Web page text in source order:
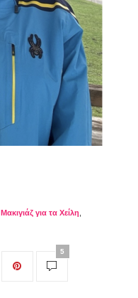
Μακιγιάζ για τα Χείλη
5